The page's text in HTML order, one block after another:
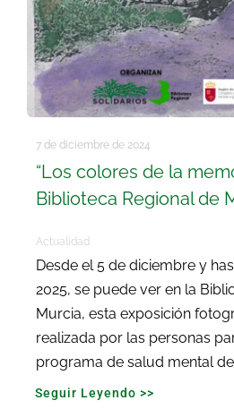
7 de diciembre de 2024
“Los colores de la
Biblioteca Regional de
Actualidad
Desde el 5 de diciembre y
2025, se puede ver en la
Murcia, esta exposición
realizada por las personas
programa de salud mental
Seguir Leyendo >>